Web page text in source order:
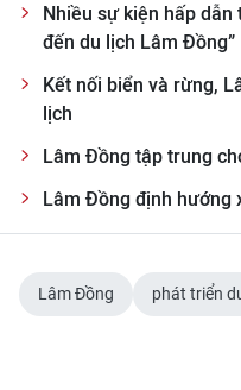
Nhiều sự kiện hấp
đến du lịch Lâm Đồng”
Kết nối biển và rừng,
lịch
Lâm Đồng tập trung
Lâm Đồng định hướng
Lâm Đồng phát triển